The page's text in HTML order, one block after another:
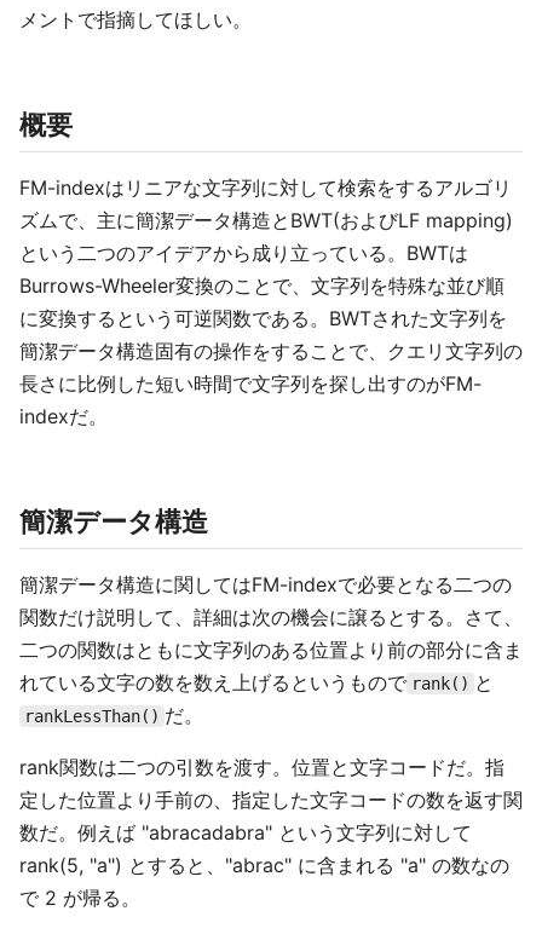
メントで指摘してほしい。
概要
FM-indexはリニアな文字列に対して検索をするアルゴリ
ズムで、主に簡潔データ構造とBWT(およびLF mapping)
という二つのアイデアから成り立っている。BWTは
Burrows-Wheeler変換のことで、文字列を特殊な並び順
に変換するという可逆関数である。BWTされた文字列を
簡潔データ構造固有の操作をすることで、クエリ文字列の
長さに比例した短い時間で文字列を探し出すのがFM-
indexだ。
簡潔データ構造
簡潔データ構造に関してはFM-indexで必要となる二つの
関数だけ説明して、詳細は次の機会に譲るとする。さて、
二つの関数はともに文字列のある位置より前の部分に含ま
れている文字の数を数え上げるというもので rank() と
rankLessThan() だ。
rank関数は二つの引数を渡す。位置と文字コードだ。指
定した位置より手前の、指定した文字コードの数を返す関
数だ。例えば "abracadabra" という文字列に対して
rank(5, "a") とすると、"abrac" に含まれる "a" の数なの
で 2 が帰る。